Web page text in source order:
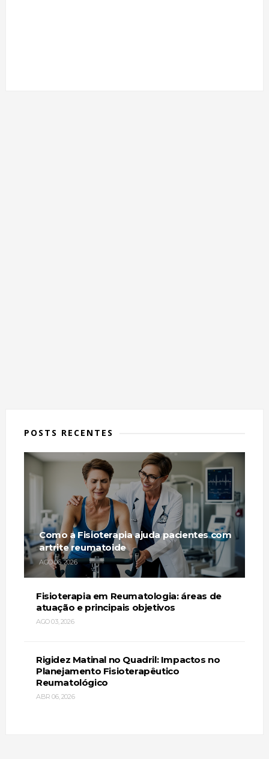
POSTS RECENTES
Como a Fisioterapia ajuda pacientes com
artrite reumatoide
AGO 06, 2026
Fisioterapia em Reumatologia: áreas de
atuação e principais objetivos
AGO 03, 2026
Rigidez Matinal no Quadril: Impactos no
Planejamento Fisioterapêutico
Reumatológico
ABR 06, 2026